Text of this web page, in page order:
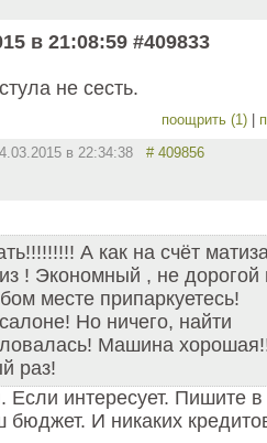
в 21:08:59 #409833
не сесть.
поощрить (1)
в 22:34:38 # 409856
А как на счёт
! Экономный , не дорогой
месте припаркуетесь!
Но ничего, найти
Машина
раз!
Если интересует. Пишите в
бюджет. И никаких